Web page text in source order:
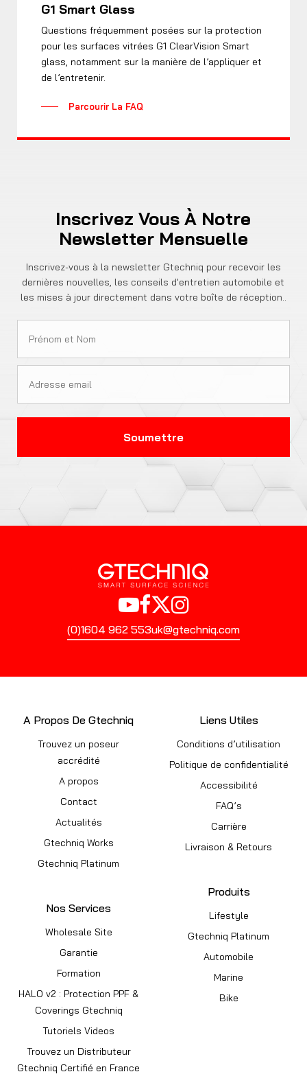
G1 Smart Glass
Questions fréquemment posées sur la protection
pour les surfaces vitrées G1 ClearVision Smart
glass, notamment sur la manière de l’appliquer et
de l’entretenir.
Parcourir La FAQ
Inscrivez Vous À Notre
Newsletter Mensuelle
Inscrivez-vous à la newsletter Gtechniq pour recevoir les
dernières nouvelles, les conseils d'entretien automobile et
les mises à jour directement dans votre boîte de réception..
(0)1604 962 553uk@gtechniq.com
A Propos De Gtechniq
Trouvez un poseur
accrédité
A propos
Contact
Actualités
Gtechniq Works
Gtechniq Platinum
Nos Services
Wholesale Site
Garantie
Formation
HALO v2 : Protection PPF &
Coverings Gtechniq
Tutoriels Videos
Trouvez un Distributeur
Gtechniq Certifié en France
Liens Utiles
Conditions d’utilisation
Politique de confidentialité
Accessibilité
FAQ’s
Carrière
Livraison & Retours
Produits
Lifestyle
Gtechniq Platinum
Automobile
Marine
Bike